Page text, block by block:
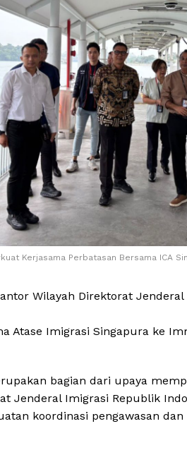
Kerjasama Perbatasan Bersama ICA
Wilayah Direktorat
Atase Imigrasi Singapura ke
bagian dari upaya
Jenderal Imigrasi Republik
koordinasi pengawasan